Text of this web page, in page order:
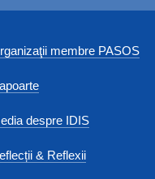
membre PASOS
despre IDIS
& Reflexii